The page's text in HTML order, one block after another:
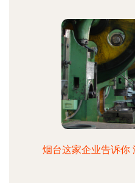
烟台这家企业告诉你